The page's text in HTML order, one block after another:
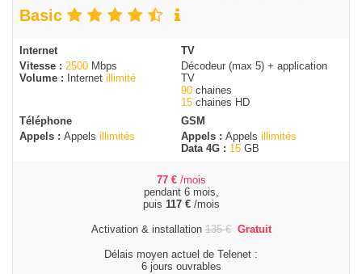
Basic
Internet
Vitesse : 2500 Mbps
Volume :
Internet illimité
TV
Décodeur (max 5) + application
TV
90 chaines
15 chaines HD
Téléphone
Appels : Appels illimités
GSM
Appels : Appels illimités
Data 4G : 15 GB
77 € /mois
pendant 6 mois,
puis 117 €/mois
Activation & installation135€ Gratuit
Délais moyen actuel de Telenet :
6 jours ouvrables